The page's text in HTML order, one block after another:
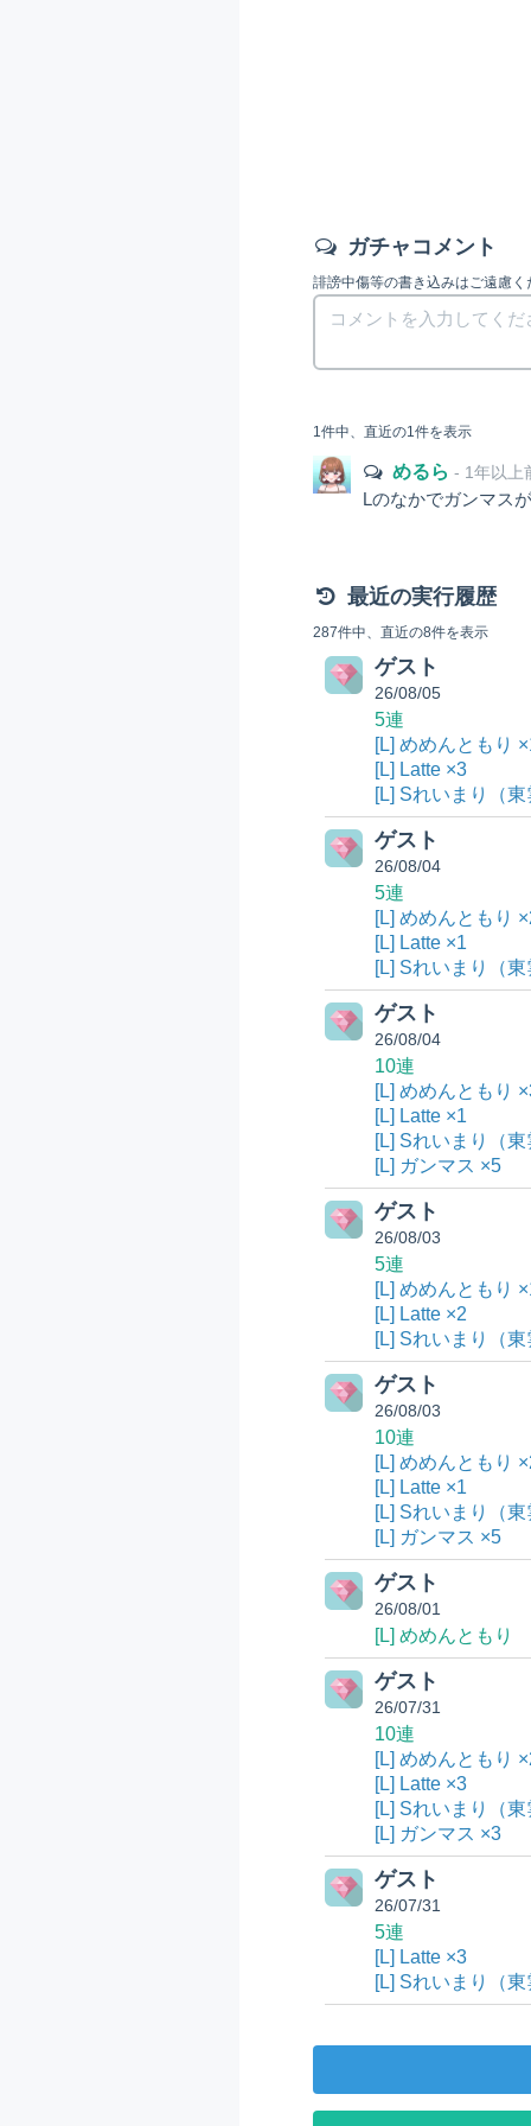
ガチャコメント
誹謗中傷等の書き込みはご遠慮く
1件中、直近の1件を表示
めるら- 1年以上
Lのなかでガンマス
最近の実行履歴
287件中、直近の8件を表示
ゲスト
26/08/05
5連
[L] めめんともり
[L] Latte ×3
[L] Sれいまり（
ゲスト
26/08/04
5連
[L] めめんともり
[L] Latte ×1
[L] Sれいまり（
ゲスト
26/08/04
10連
[L] めめんともり
[L] Latte ×1
[L] Sれいまり（
[L] ガンマス ×5
ゲスト
26/08/03
5連
[L] めめんともり
[L] Latte ×2
[L] Sれいまり（
ゲスト
26/08/03
10連
[L] めめんともり
[L] Latte ×1
[L] Sれいまり（
[L] ガンマス ×5
ゲスト
26/08/01
[L] めめんともり
ゲスト
26/07/31
10連
[L] めめんともり
[L] Latte ×3
[L] Sれいまり（
[L] ガンマス ×3
ゲスト
26/07/31
5連
[L] Latte ×3
[L] Sれいまり（